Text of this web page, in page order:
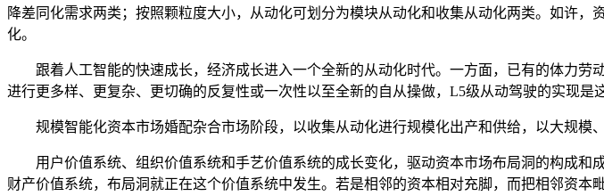
降差同化需求两类；按照颗粒度大小，从动化可划分为模块从动化和收集从动化两类。如许
化。
跟着人工智能的快速成长，经济成长进入一个全新的从动化时代。一方面，已有的体力劳
进行更多样、更复杂、更切确的反复性或一次性以至全新的自从操做，L5级从动驾驶的实现是
规模智能化资本市场婚配杂合市场阶段，以收集从动化进行规模化出产和供给，以大规模、
用户价值系统、组织价值系统和手艺价值系统的成长变化，驱动资本市场布局洞的构成和
财产价值系统，布局洞就正在这个价值系统中发生。若是相邻的资本相对充脚，而把相邻资